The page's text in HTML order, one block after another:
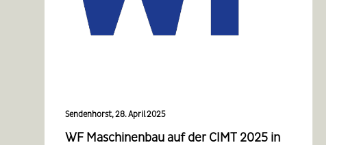
Sendenhorst, 28. April 2025
WF Maschinenbau auf der CIMT 2025 in